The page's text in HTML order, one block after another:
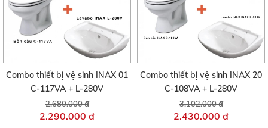
Combo thiết bị vệ sinh INAX 01
C-117VA + L-280V
2.680.000 đ
2.290.000 đ
Combo thiết bị vệ sinh INAX 20
C-108VA + L-280V
3.102.000 đ
2.430.000 đ